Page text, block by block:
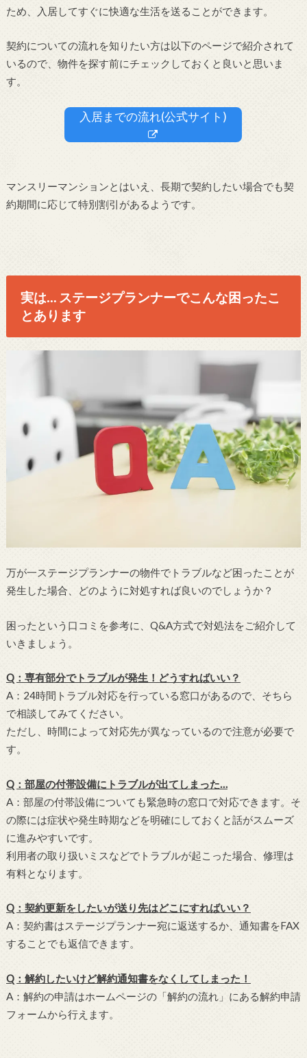
ため、入居してすぐに快適な生活を送ることができます。
契約についての流れを知りたい方は以下のページで紹介されて
いるので、物件を探す前にチェックしておくと良いと思いま
す。
入居までの流れ(公式サイト)
マンスリーマンションとはいえ、長期で契約したい場合でも契
約期間に応じて特別割引があるようです。
実は… ステージプランナーでこんな困ったこ
とあります
万が一ステージプランナーの物件でトラブルなど困ったことが
発生した場合、どのように対処すれば良いのでしょうか？
困ったという口コミを参考に、Q&A方式で対処法をご紹介して
いきましょう。
Q：専有部分でトラブルが発生！どうすればいい？
A：24時間トラブル対応を行っている窓口があるので、そちら
で相談してみてください。
ただし、時間によって対応先が異なっているので注意が必要で
す。
Q：部屋の付帯設備にトラブルが出てしまった…
A：部屋の付帯設備についても緊急時の窓口で対応できます。そ
の際には症状や発生時期などを明確にしておくと話がスムーズ
に進みやすいです。
利用者の取り扱いミスなどでトラブルが起こった場合、修理は
有料となります。
Q：契約更新をしたいが送り先はどこにすればいい？
A：契約書はステージプランナー宛に返送するか、通知書をFAX
することでも返信できます。
Q：解約したいけど解約通知書をなくしてしまった！
A：解約の申請はホームページの「解約の流れ」にある解約申請
フォームから行えます。